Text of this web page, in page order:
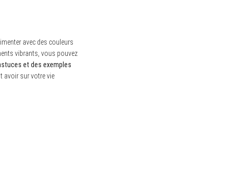
avec des couleurs
vibrants, vous pouvez
et des exemples
avoir sur votre vie